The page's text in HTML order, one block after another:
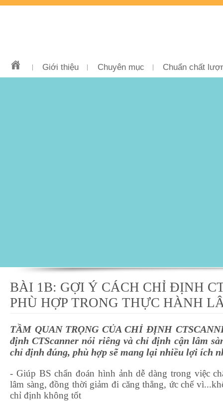
Giới thiệu Chuyên mục Chuẩn chất
BÀI 1B: GỢI Ý CÁCH CHỈ ĐỊNH
PHÙ HỢP TRONG THỰC HÀNH
TẦM QUAN TRỌNG CỦA CHỈ ĐỊNH
định CTScanner nói riêng và chỉ định cận lâm
chỉ định đúng, phù hợp sẽ mang lại nhiều lợi ích
- Giúp BS chẩn đoán hình ảnh dễ dàng trong việc
lâm sàng, đồng thời giảm đi căng thẳng, ức chế
chỉ định không tốt